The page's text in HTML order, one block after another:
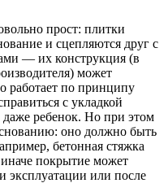
прост: плитки
и сцепляются друг с
— их конструкция (в
может
работает по принципу
с укладкой
ребенок. Но при этом
оно должно быть
бетонная стяжка
покрытие может
эксплуатации или после